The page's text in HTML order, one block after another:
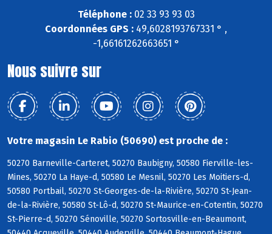
Téléphone :02 33 93 93 03
Coordonnées GPS : 49,6028193767331 ° ,
-1,66161262663651 °
Nous suivre sur
Votre magasin Le Rabio (50690) est proche de :
50270 Barneville-Carteret, 50270 Baubigny, 50580 Fierville-les-
Mines, 50270 La Haye-d, 50580 Le Mesnil, 50270 Les Moitiers-d,
50580 Portbail, 50270 St-Georges-de-la-Rivière, 50270 St-Jean-
de-la-Rivière, 50580 St-Lô-d, 50270 St-Maurice-en-Cotentin, 50270
St-Pierre-d, 50270 Sénoville, 50270 Sortosville-en-Beaumont,